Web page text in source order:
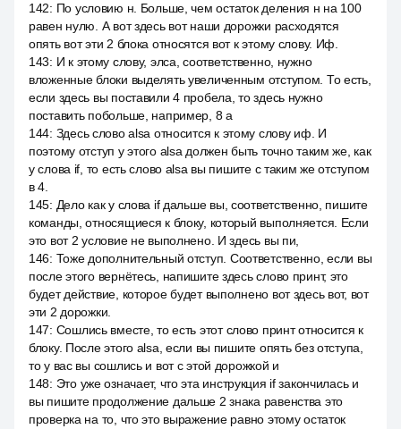
142: По условию н. Больше, чем остаток деления н на 100
равен нулю. А вот здесь вот наши дорожки расходятся
опять вот эти 2 блока относятся вот к этому слову. Иф.
143: И к этому слову, элса, соответственно, нужно
вложенные блоки выделять увеличенным отступом. То есть,
если здесь вы поставили 4 пробела, то здесь нужно
поставить побольше, например, 8 а
144: Здесь слово alsa относится к этому слову иф. И
поэтому отступ у этого alsa должен быть точно таким же, как
у слова if, то есть слово alsa вы пишите с таким же отступом
в 4.
145: Дело как у слова if дальше вы, соответственно, пишите
команды, относящиеся к блоку, который выполняется. Если
это вот 2 условие не выполнено. И здесь вы пи,
146: Тоже дополнительный отступ. Соответственно, если вы
после этого вернётесь, напишите здесь слово принт, это
будет действие, которое будет выполнено вот здесь вот, вот
эти 2 дорожки.
147: Сошлись вместе, то есть этот слово принт относится к
блоку. После этого alsa, если вы пишите опять без отступа,
то у вас вы сошлись и вот с этой дорожкой и
148: Это уже означает, что эта инструкция if закончилась и
вы пишите продолжение дальше 2 знака равенства это
проверка на то, что это выражение равно этому остаток